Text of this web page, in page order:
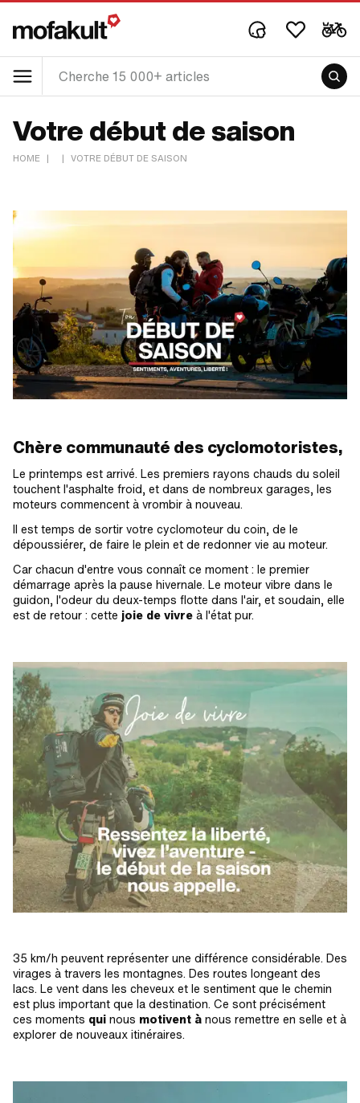
Votre début de saison
HOME | | VOTRE DÉBUT DE SAISON
Chère communauté des cyclomotoristes,
Le printemps est arrivé. Les premiers rayons chauds du soleil
touchent l'asphalte froid, et dans de nombreux garages, les
moteurs commencent à vrombir à nouveau.
Il est temps de sortir votre cyclomoteur du coin, de le
dépoussiérer, de faire le plein et de redonner vie au moteur.
Car chacun d'entre vous connaît ce moment : le premier
démarrage après la pause hivernale. Le moteur vibre dans le
guidon, l'odeur du deux-temps flotte dans l'air, et soudain, elle
est de retour : cette joie de vivre à l'état pur.
35 km/h peuvent représenter une différence considérable. Des
virages à travers les montagnes. Des routes longeant des
lacs. Le vent dans les cheveux et le sentiment que le chemin
est plus important que la destination. Ce sont précisément
ces moments qui nous motivent à nous remettre en selle et à
explorer de nouveaux itinéraires.